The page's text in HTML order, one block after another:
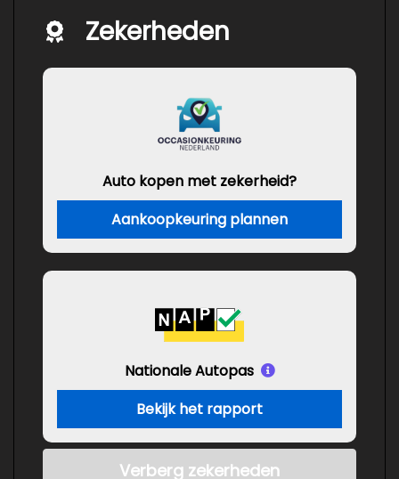
Zekerheden
Auto kopen met zekerheid?
Aankoopkeuring plannen
Nationale Autopas
Bekijk het rapport
Verberg zekerheden